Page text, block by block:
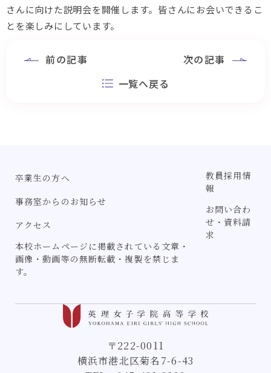
さんに向けた説明会を開催します。皆さんにお会いできるこ
とを楽しみにしています。
前の記事
一覧へ戻る
次の記事
〒222-0011
横浜市港北区菊名7-6-43
卒業生の方へ
事務室からのお知らせ
アクセス
本校ホームページに掲載されている文章・
画像・動画等の無断転載・複製を禁じま
す。
教員採用情
報
お問い合わ
せ・資料請
求